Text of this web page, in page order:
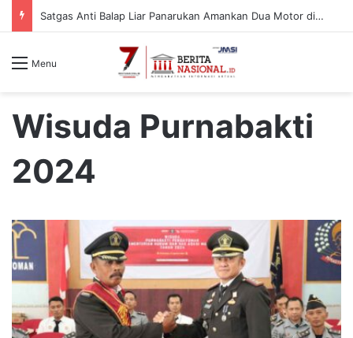
Satgas Anti Balap Liar Panarukan Amankan Dua Motor di Desa Gelung, Pelaku Diduga dari Luar Daerah
Menu
Wisuda Purnabakti
2024